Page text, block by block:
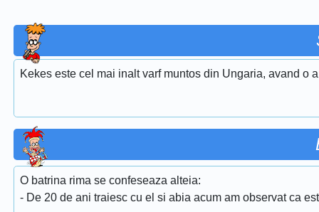
Kekes este cel mai inalt varf muntos din Ungaria, avand o
O batrina rima se confeseaza alteia:
- De 20 de ani traiesc cu el si abia acum am observat ca